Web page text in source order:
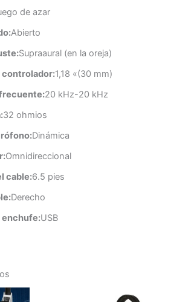
de azar
Abierto
Supraaural (en la oreja)
controlador:1,18 «(30 mm)
20 kHz-20 kHz
32 ohmios
Dinámica
Omnidireccional
cable:6.5 pies
Derecho
enchufe:USB